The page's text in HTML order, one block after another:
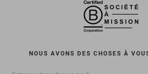
NOUS AVONS DES CHOSES À